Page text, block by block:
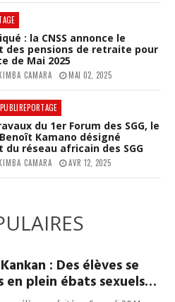
: la CNSS annonce le
des pensions de retraite pour
de Mai 2025
CAMARA MAI 02, 2025
PUBLIREPORTAGE
du 1er Forum des SGG, le
Kamano désigné
du réseau africain des SGG
CAMARA AVR 12, 2025